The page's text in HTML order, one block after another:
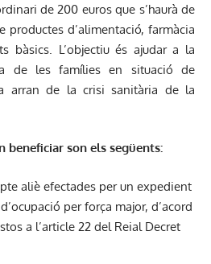
de 200 euros que s’haurà de
productes d’alimentació, farmàcia
bàsics. L’objectiu és ajudar a la
de les famílies en situació de
arran de la crisi sanitària de la
beneficiar son els següents:
aliè efectades per un expedient
per força major, d’acord
a l’article 22 del Reial Decret